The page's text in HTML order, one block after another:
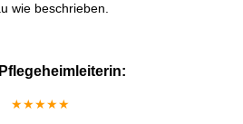
wie beschrieben.
★★★★★